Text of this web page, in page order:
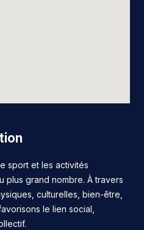
sport et les activités
plus grand nombre. À travers
culturelles, bien-être,
le lien social,